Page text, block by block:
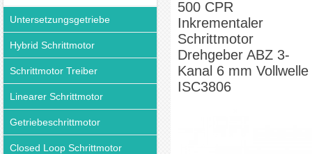
Untersetzungsgetriebe
Hybrid Schrittmotor
Schrittmotor Treiber
Linearer Schrittmotor
Getriebeschrittmotor
Closed Loop Schrittmotor
500 CPR
Inkrementaler
Schrittmotor
Drehgeber ABZ 3-
Kanal 6 mm Vollwelle
ISC3806